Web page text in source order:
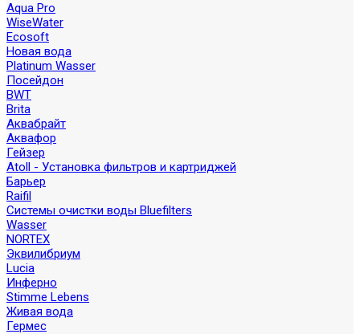
Aqua Pro
WiseWater
Ecosoft
Новая вода
Platinum Wasser
Посейдон
BWT
Brita
Аквабрайт
Аквафор
Гейзер
Atoll - Установка фильтров и картриджей
Барьер
Raifil
Системы очистки воды Bluefilters
Wasser
NORTEX
Эквилибриум
Lucia
Инферно
Stimme Lebens
Живая вода
Гермес